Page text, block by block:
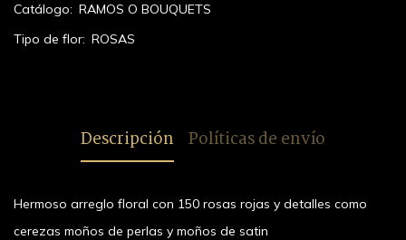
Catálogo: RAMOS O BOUQUETS
Tipo de flor: ROSAS
Descripción Políticas de envío
Hermoso arreglo floral con 150 rosas rojas y detalles como
cerezas moños de perlas y moños de satin